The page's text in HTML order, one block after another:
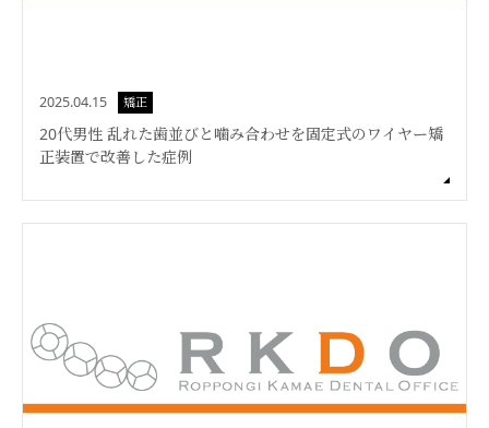
2025.04.15 矯正
20代男性 乱れた歯並びと噛み合わせを固定式のワイヤー矯
正装置で改善した症例